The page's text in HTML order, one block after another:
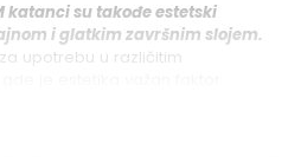
katanci su takođe estetski
i glatkim završnim slojem.
upotrebu u različitim